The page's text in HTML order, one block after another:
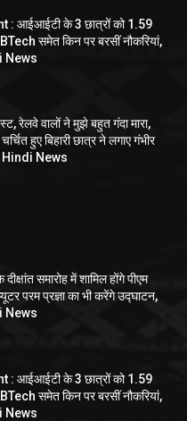
: आईआईटी के 3 छात्रों को 1.59
समेत किन पर बरसीं नौकरियां,
News
रेलवे वालों ने मुझे बहुत गंदा मारा,
हुए बिहारी छात्र ने लगाए गंभीर
Hindi News
समारोह में शामिल होंगे पीएम
परम प्रज्ञा का भी करेंगे उद्घाटन,
News
: आईआईटी के 3 छात्रों को 1.59
समेत किन पर बरसीं नौकरियां,
News